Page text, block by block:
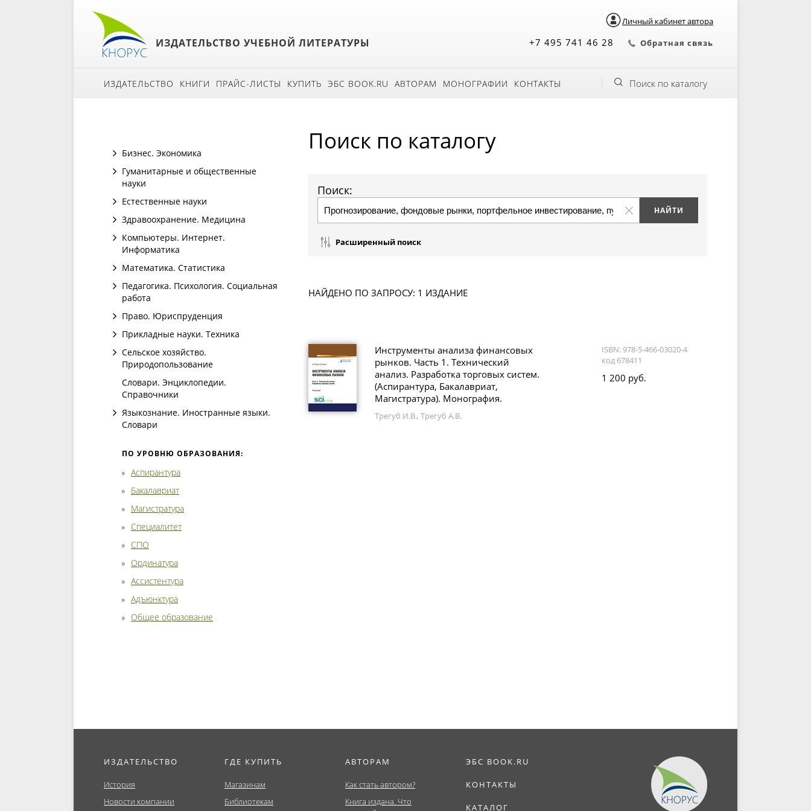
Личный кабинет автора
ИЗДАТЕЛЬСТВО УЧЕБНОЙ ЛИТЕРАТУРЫ +7 495 741 46 28 Обратная связь
ИЗДАТЕЛЬСТВО КНИГИ ПРАЙС-ЛИСТЫ КУПИТЬ ЭБС BOOK.RU АВТОРАМ МОНОГРАФИИ КОНТАКТЫ Поиск по каталогу
Бизнес. Экономика
Гуманитарные и общественные
науки
Естественные науки
Здравоохранение. Медицина
Компьютеры. Интернет.
Информатика
Математика. Статистика
Педагогика. Психология. Социальная
работа
Право. Юриспруденция
Прикладные науки. Техника
Сельское хозяйство.
Природопользование
Словари. Энциклопедии.
Справочники
Языкознание. Иностранные языки.
Словари
ПО УРОВНЮ ОБРАЗОВАНИЯ:
Аспирантура
Бакалавриат
Магистратура
Специалитет
СПО
Ординатура
Ассистентура
Адъюнктура
Общее образование
Поиск по каталогу
Поиск:
Расширенный поиск
НАЙДЕНО ПО ЗАПРОСУ: 1 ИЗДАНИЕ
Инструменты анализа финансовых
рынков. Часть 1. Технический
анализ. Разработка торговых систем.
(Аспирантура, Бакалавриат,
Магистратура). Монография.
Трегуб И.В., Трегуб А.В.
ISBN: 978-5-466-03020-4
код 678411
1 200 руб.
ИЗДАТЕЛЬСТВО
История
Новости компании
ГДЕ КУПИТЬ
Магазинам
Библиотекам
АВТОРАМ
Как стать автором?
Книга издана. Что
ЭБС BOOK.RU
КОНТАКТЫ
КАТАЛОГ